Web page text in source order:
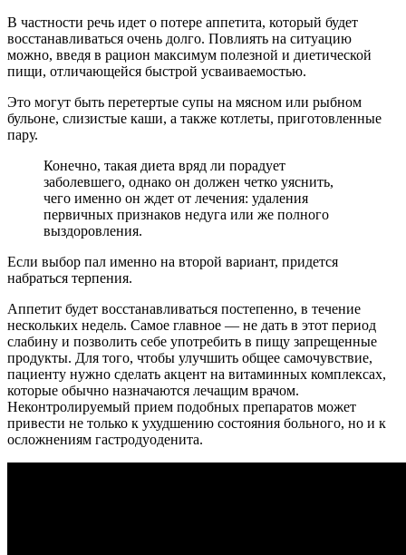
В частности речь идет о потере аппетита, который будет
восстанавливаться очень долго. Повлиять на ситуацию
можно, введя в рацион максимум полезной и диетической
пищи, отличающейся быстрой усваиваемостью.
Это могут быть перетертые супы на мясном или рыбном
бульоне, слизистые каши, а также котлеты, приготовленные
пару.
Конечно, такая диета вряд ли порадует
заболевшего, однако он должен четко уяснить,
чего именно он ждет от лечения: удаления
первичных признаков недуга или же полного
выздоровления.
Если выбор пал именно на второй вариант, придется
набраться терпения.
Аппетит будет восстанавливаться постепенно, в течение
нескольких недель. Самое главное — не дать в этот период
слабину и позволить себе употребить в пищу запрещенные
продукты. Для того, чтобы улучшить общее самочувствие,
пациенту нужно сделать акцент на витаминных комплексах,
которые обычно назначаются лечащим врачом.
Неконтролируемый прием подобных препаратов может
привести не только к ухудшению состояния больного, но и к
осложнениям гастродуоденита.